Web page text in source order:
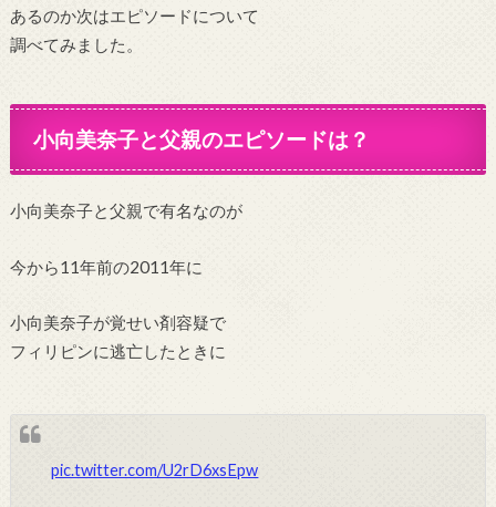
あるのか次はエピソードについて
調べてみました。
小向美奈子と父親のエピソードは？
小向美奈子と父親で有名なのが
今から11年前の2011年に
小向美奈子が覚せい剤容疑で
フィリピンに逃亡したときに
pic.twitter.com/U2rD6xsEpw